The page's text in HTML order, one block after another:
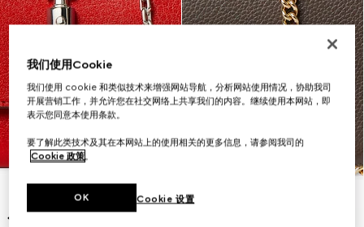
我们使用Cookie
我们使用 cookie 和类似技术来增强网站导航，分析网站使用情况，协助我司
开展营销工作，并允许您在社交网络上共享我们的内容。继续使用本网站，即
表示您同意本使用条款。
要了解此类技术及其在本网站上的使用相关的更多信息，请参阅我司的
Cookie 政策。
Cookie 设置
OK